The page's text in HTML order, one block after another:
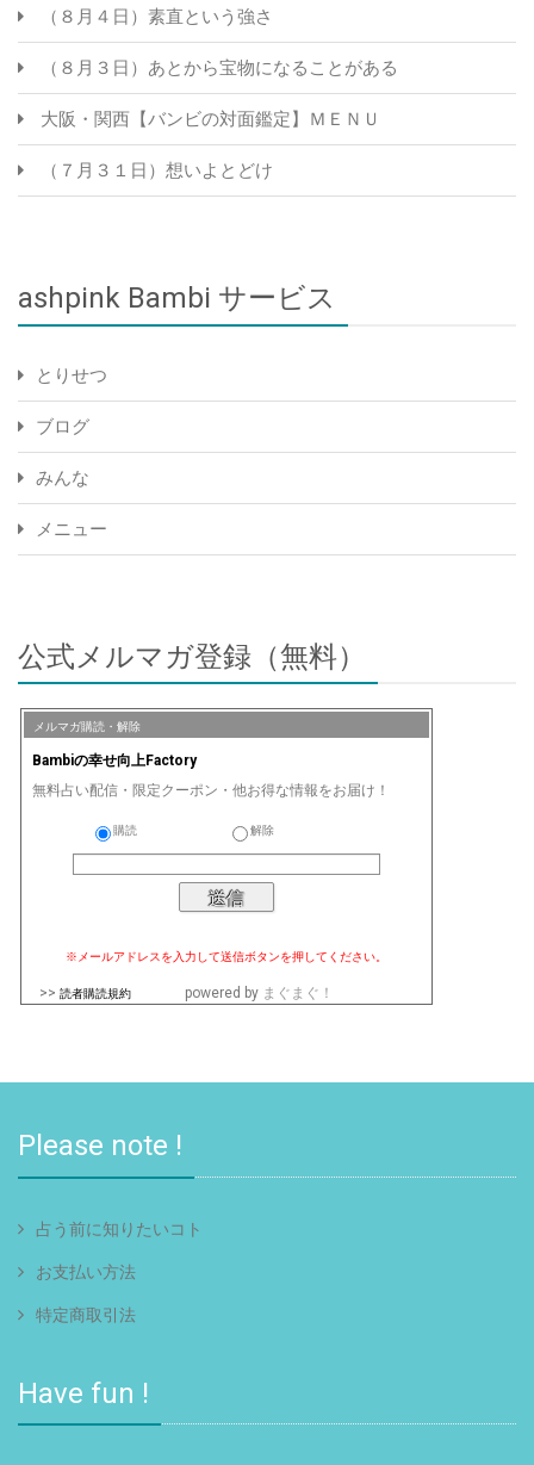
（８月４日）素直という強さ
（８月３日）あとから宝物になることがある
大阪・関西【バンビの対面鑑定】ＭＥＮＵ
（７月３１日）想いよとどけ
ashpink Bambi サービス
とりせつ
ブログ
みんな
メニュー
公式メルマガ登録（無料）
メルマガ購読・解除
Bambiの幸せ向上Factory
無料占い配信・限定クーポン・他お得な情報をお届け！
購読 解除
※メールアドレスを入力して送信ボタンを押してください。
>> 読者購読規約 powered by まぐまぐ！
Please note !
占う前に知りたいコト
お支払い方法
特定商取引法
Have fun !